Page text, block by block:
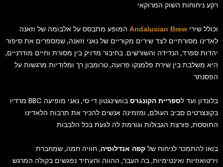
רקע ניחוחות השוק המרוקאי
Andalusian Brew
לאדינו מסורתיים לצד שירים מקוריים של נאני וזאנה, שמספרים את סיפור
יהדות ספרד, הנדידה והשורשים. בחיבור מדויק בין מסורת וחיים מודרניים,
היא משלבת בין שירת פלמנקו פרועה, טרומבון רך ומלודיות מרגשות על
הפסנתר
מרדיו BBC בלונדון ועד לספריית הקונגרס בוושינגטון די סי, נאני מופיעה
בקונצרטים סביב העולם, ומזמינה אנשים להכיר את תרבות הלאדינו
התוססת, פורצת הגבולות וגורמת לה לגעת בכל הלבבות
בואו להתמכר לניחוח של קפה אנדלוסיה, חוויה חמה, שמחברת
וירטואוזיות ואינטימיות, בה העבר, ההווה והעתיד נפגשים בקולה המרגש